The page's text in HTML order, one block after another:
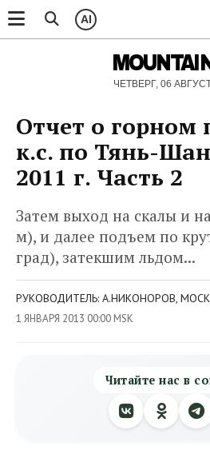
AI
ЧЕТВЕРГ, 06
Отчет о горном
к.с. по Тянь-
2011 г. Часть 2
Затем выход на скалы и
м), и далее подъем по
град), затекшим льдом...
РУКОВОДИТЕЛЬ: А.НИКОНОРОВ,
1 ЯНВАРЯ 2013 00:00 MSK
Читайте нас в